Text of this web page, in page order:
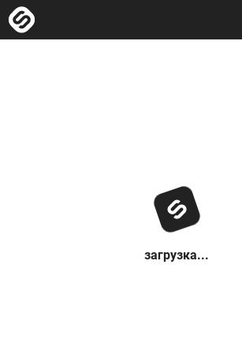
загрузка...